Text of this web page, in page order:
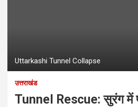
Uttarkashi Tunnel Collapse
उत्तराखंड
Tunnel Rescue: सुरंग में